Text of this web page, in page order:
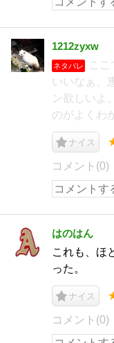
1212zyxw
ネタバレ
こ
いいなぁ、
ン欲しいよ
のがよくわ
ナイス
コメント(0)
はのはん
これも、ほ
った。
ナイス
コメント(0)